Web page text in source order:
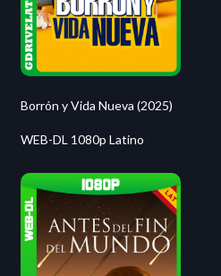
Borrón y Vida Nueva (2025)
WEB-DL 1080p Latino